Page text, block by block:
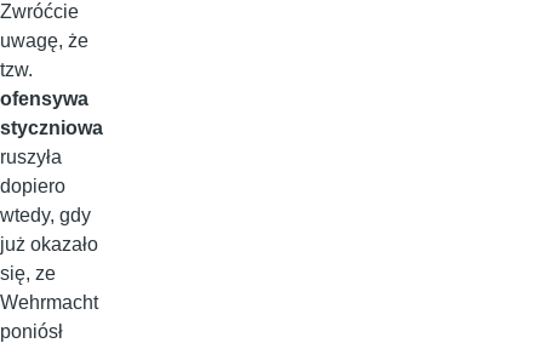
Zwróćcie
uwagę, że
tzw.
ofensywa
styczniowa
ruszyła
dopiero
wtedy, gdy
już okazało
się, ze
Wehrmacht
poniósł